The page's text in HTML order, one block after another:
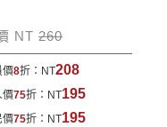
下須自付80元運
購後48小時內回覆運
NT260
價8折： NT208
價75折： NT195
價75折： NT195